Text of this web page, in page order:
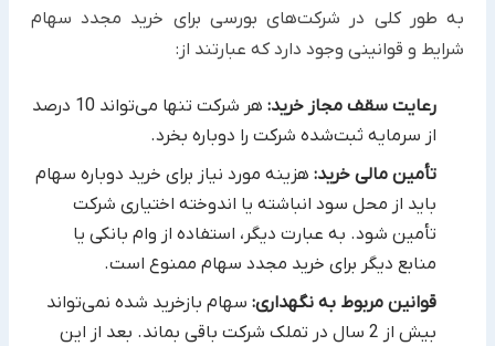
به طور کلی در شرکت‌های بورسی برای خرید مجدد سهام
شرایط و قوانینی وجود دارد که عبارتند از:
رعایت سقف مجاز خرید:
هر شرکت تنها می‌تواند 10 درصد
از سرمایه ثبت‌شده شرکت را دوباره بخرد.
تأمین مالی خرید: هزینه مورد نیاز برای خرید دوباره سهام
باید از محل سود انباشته یا اندوخته اختیاری شرکت
تأمین شود. به عبارت دیگر، استفاده از وام بانکی یا
منابع دیگر برای خرید مجدد سهام ممنوع است.
قوانین مربوط به نگهداری: سهام بازخرید شده نمی‌تواند
بیش از 2 سال در تملک شرکت باقی بماند. بعد از این